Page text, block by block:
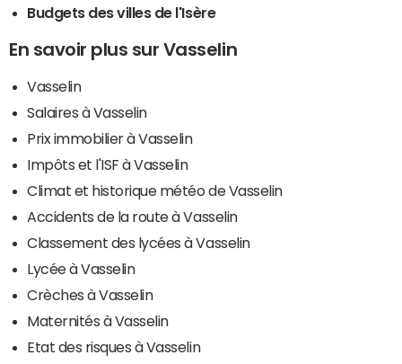
Budgets des villes de l'Isère
En savoir plus sur Vasselin
Vasselin
Salaires à Vasselin
Prix immobilier à Vasselin
Impôts et l'ISF à Vasselin
Climat et historique météo de Vasselin
Accidents de la route à Vasselin
Classement des lycées à Vasselin
Lycée à Vasselin
Crèches à Vasselin
Maternités à Vasselin
Etat des risques à Vasselin